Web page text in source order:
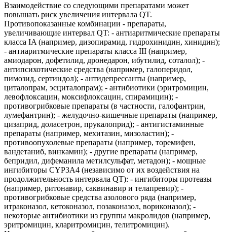
Взаимодействие со следующими препаратами может
повышать риск увеличения интервала QT.
Противопоказанные комбинации - препараты,
увеличивающие интервал QT: - антиаритмические препараты
класса IA (например, дизопирамид, гидрохинидин, хинидин);
- антиаритмические препараты класса III (например,
амиодарон, дофетилид, дронедарон, ибутилид, соталол); -
антипсихотические средства (например, галоперидол,
пимозид, сертиндол); - антидепрессанты (например,
циталопрам, эсциталопрам); - антибиотики (эритромицин,
левофлоксацин, моксифлоксацин, спирамицин); -
противогрибковые препараты (в частности, галофантрин,
лумефантрин); - желудочно-кишечные препараты (например,
цизаприд, доласетрон, прукалоприд); - антигистаминные
препараты (например, мехитазин, мизоластин); -
противоопухолевые препараты (например, торемифен,
вандетаниб, винкамин); - другие препараты (например,
бепридил, дифеманила метилсульфат, метадон); - мощные
ингибиторы CYP3A4 (независимо от их воздействия на
продолжительность интервала QT): - ингибиторы протеазы
(например, ритонавир, саквинавир и телапревир); -
противогрибковые средства азолового ряда (например,
итраконазол, кетоконазол, позаконазол, вориконазол); -
некоторые антибиотики из группы макролидов (например,
эритромицин, кларитромицин, телитромицин).